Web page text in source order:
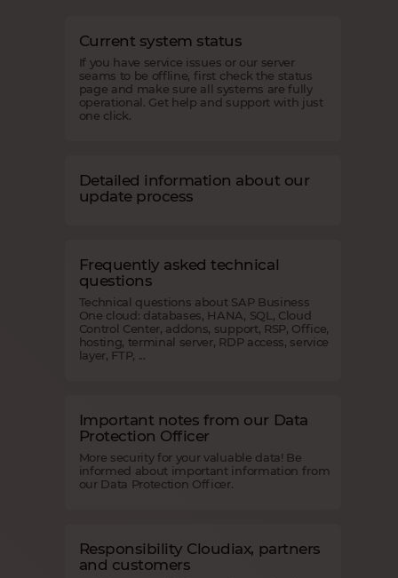
Current system status
If you have service issues or our server
seams to be offline, first check the status
page and make sure all systems are fully
operational. Get help and support with just
one click.
Detailed information about our
update process
Frequently asked technical
questions
Technical questions about SAP Business
One cloud: databases, HANA, SQL, Cloud
Control Center, addons, support, RSP, Office,
hosting, terminal server, RDP access, service
layer, FTP, ...
Important notes from our Data
Protection Officer
More security for your valuable data! Be
informed about important information from
our Data Protection Officer.
Responsibility Cloudiax, partners
and customers